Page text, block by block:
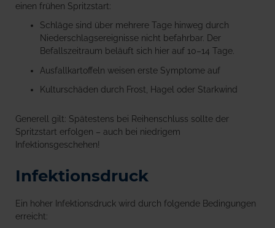
einen frühen Spritzstart:
Schläge sind über mehrere Tage hinweg durch
Niederschlagsereignisse nicht befahrbar. Der
Befallszeitraum beläuft sich hier auf 10–14 Tage.
Ausfallkartoffeln weisen erste Symptome auf
Kulturschäden durch Frost, Hagel oder Starkwind
Generell gilt: Spätestens bei Reihenschluss sollte der
Spritzstart erfolgen – auch bei niedrigem
Infektionsgeschehen!
Infektionsdruck
Ein hoher Infektionsdruck wird durch folgende Bedingungen
erreicht: